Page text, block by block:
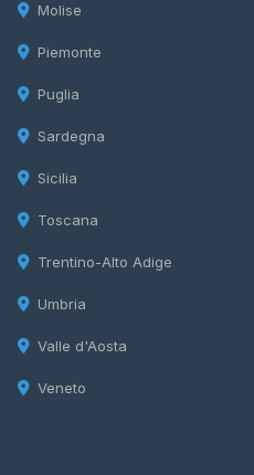
Molise
Piemonte
Puglia
Sardegna
Sicilia
Toscana
Trentino-Alto Adige
Umbria
Valle d'Aosta
Veneto